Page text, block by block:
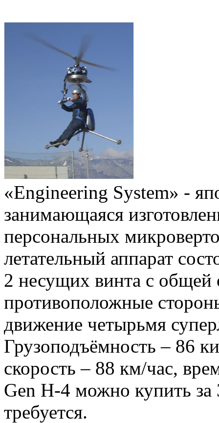
«Engineering System» -
занимающаяся
персональных
летательный аппарат
2 несущих винта с
противоположные
движение четырьмя
Грузоподъёмность – 86
скорость – 88 км/час,
Gen H-4 можно купить
требуется.